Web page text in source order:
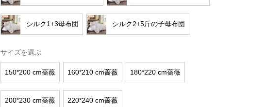
シルク1+3母布団 シルク2+5斤の子母布団
サイズを選ぶ
150*200 cm薔薇 160*210 cm薔薇 180*220 cm薔薇
200*230 cm薔薇 220*240 cm薔薇